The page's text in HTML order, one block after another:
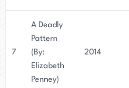
7
A Deadly
Pattern
(By:
Elizabeth
Penney)
2014